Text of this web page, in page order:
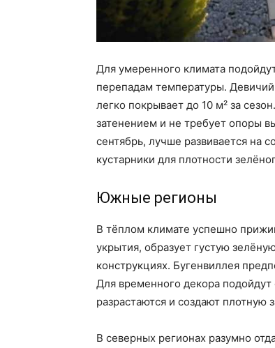
Для умеренного климата
перепадам температуры.
легко покрывает до 10 м² за
затенением и не требует опоры
сентябрь, лучше развивается на
кустарники для плотности
Южные регионы
В тёплом климате успешно
укрытия, образует густую
конструкциях. Бугенвиллея
Для временного декора
разрастаются и создают плотную
В северных регионах разумно